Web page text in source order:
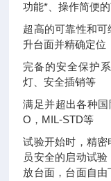
功能*、操作简便
超高的可靠性和
升台面并精确定位
完备的安全保护
灯、安全插销等
满足并超出各种
O，MIL-STD等
试验开始时，精
员安全的启动试
放台面，台面自